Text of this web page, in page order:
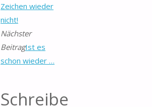
Zeichen wieder
nicht!
Nächster
BeitragIst es
schon wieder …
Schreibe